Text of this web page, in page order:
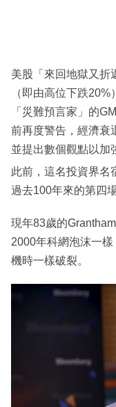
美股「來回地獄又折
（即由高位下跌
「災難預言家」的
前再度警告，經濟衰
並提出數個觀點以加
此前，這名投資界名
過去100年來的第四
現年83歲的
2000年科網泡沫一
機時一樣破裂。